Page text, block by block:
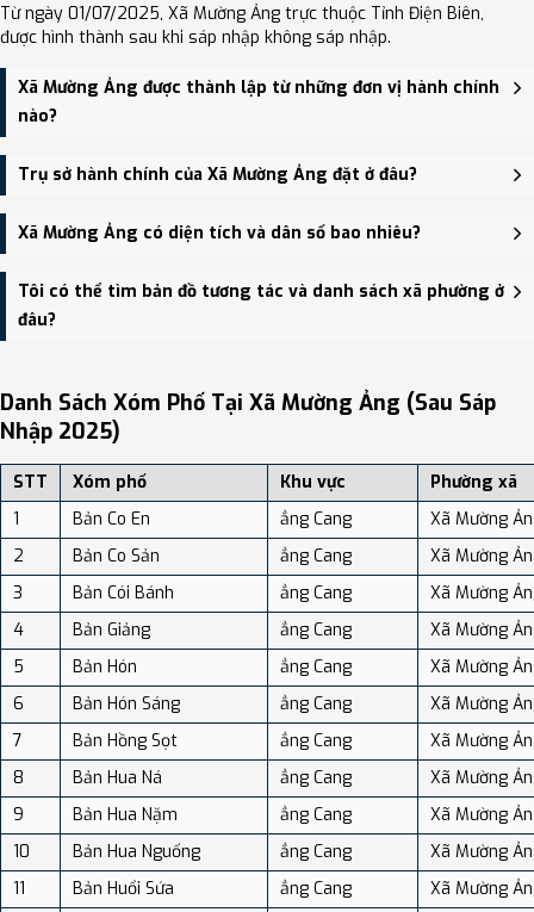
Từ ngày 01/07/2025, Xã Mường Ảng trực thuộc Tỉnh Điện Biên,
được hình thành sau khi sáp nhập không sáp nhập.
Xã Mường Ảng được thành lập từ những đơn vị hành chính
nào?
Xã Mường Ảng được thành lập trên cơ sở sáp nhập Thị trấn
Mường Ảng, Xã Ẳng Nưa, Xã Ẳng Cang.
Trụ sở hành chính của Xã Mường Ảng đặt ở đâu?
Trụ sở hành chính mới của Xã Mường Ảng đặt tại Trụ sở Huyện ủy,
HĐND và UBND huyện Mường Ảng - trung tâm khu vực thuận tiện
giao thông.
Xã Mường Ảng có diện tích và dân số bao nhiêu?
Xã Mường Ảng có Diện tích: 85.94 km², Dân số: 17,604 người, Mật
độ dân số: Khoảng 204.84 người/km²
Tôi có thể tìm bản đồ tương tác và danh sách xã phường ở
đâu?
địa điểm tại: VReview.vn - Nền tảng review địa điểm, dịch vụ và du
lịch uy tín tại Việt Nam.
Danh Sách Xóm Phố Tại Xã Mường Ảng (sau Sáp
Nhập 2025)
STT Xóm phố Khu vực
Phường xã
1
Bản Co En ẳng Cang
Xã Mường
2
Bản Co Sản ẳng Cang
Xã Mường
3
Bản Cói Bánh ẳng Cang
Xã Mường
4
Bản Giảng ẳng Cang
Xã Mường
5
Bản Hón ẳng Cang
Xã Mường
6
Bản Hón Sáng ẳng Cang
Xã Mường
7
Bản Hồng Sọt ẳng Cang
Xã Mường
8
Bản Hua Ná ẳng Cang
Xã Mường
9
Bản Hua Nặm ẳng Cang
Xã Mường
10
Bản Hua Nguống ẳng Cang
Xã Mường
11
Bản Huổi Sứa ẳng Cang
Xã Mường